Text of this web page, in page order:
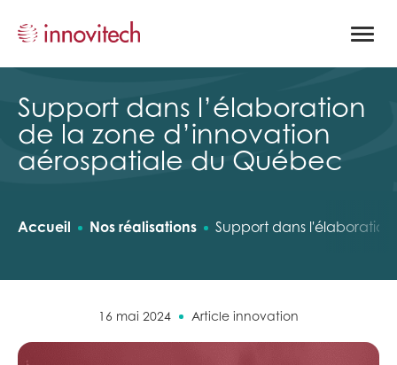
la
site
Support dans l’élaboration
de la zone d’innovation
aérospatiale du Québec
Accueil Nos réalisations Support dans
16 mai 2024 Article innovation